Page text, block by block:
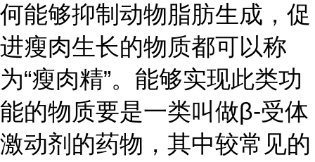
何能够抑制动物脂肪生成，促
进瘦肉生长的物质都可以称
为“瘦肉精”。能够实现此类功
能的物质要是一类叫做β-受体
激动剂的药物，其中较常见的